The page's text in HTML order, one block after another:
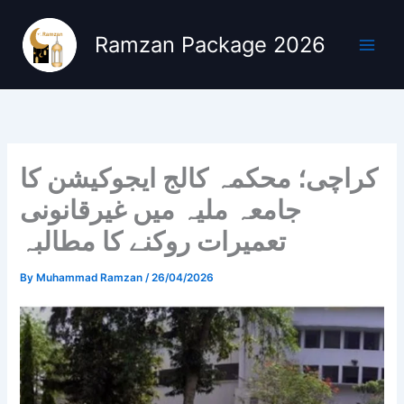
content
Ramzan Package 2026
کراچی؛ محکمہ کالج ایجوکیشن کا
جامعہ ملیہ میں غیرقانونی
تعمیرات روکنے کا مطالبہ
By Muhammad Ramzan/26/04/2026